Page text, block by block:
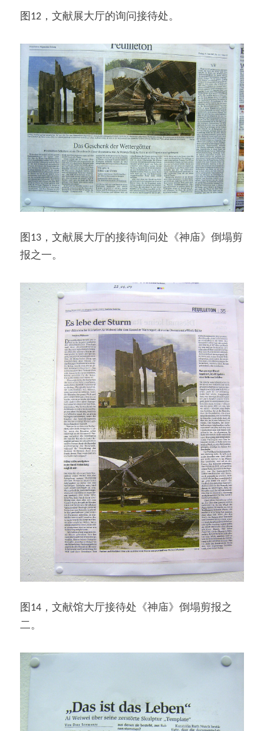
图12，文献展大厅的询问接待处。
图13，文献展大厅的接待询问处《神庙》倒塌剪
报之一。
图14，文献馆大厅接待处《神庙》倒塌剪报之
二。